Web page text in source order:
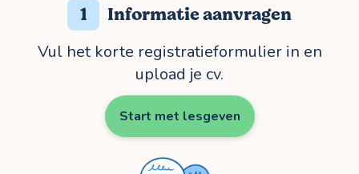
1 Informatie aanvragen
Vul het korte registratieformulier in en
upload je cv.
Start met lesgeven